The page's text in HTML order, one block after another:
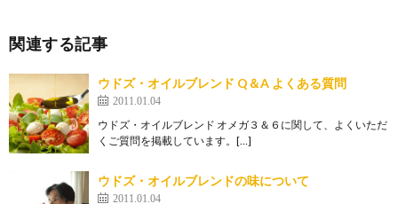
関連する記事
ウドズ・オイルブレンド Q＆A よくある質問
2011.01.04
ウドズ・オイルブレンド オメガ３＆６に関して、よくいただ
くご質問を掲載しています。[…]
ウドズ・オイルブレンドの味について
2011.01.04